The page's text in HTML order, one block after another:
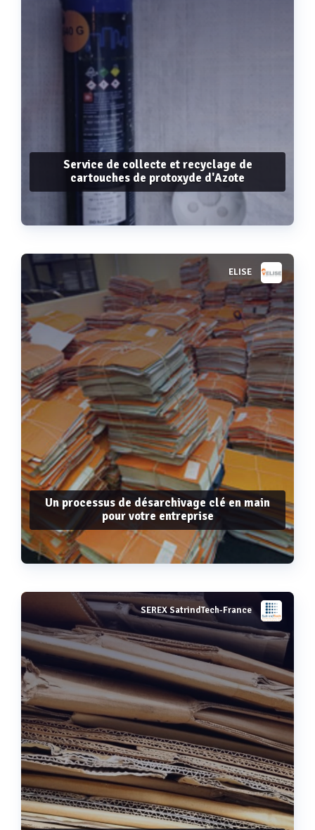
Service de collecte et recyclage de
cartouches de protoxyde d'Azote
ELISE
Un processus de désarchivage clé en main
pour votre entreprise
Voir plus
SEREX SatrindTech-France